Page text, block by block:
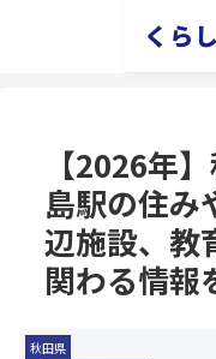
くら
【2026年
島駅の住み
辺施設、教
関わる情報
秋田県